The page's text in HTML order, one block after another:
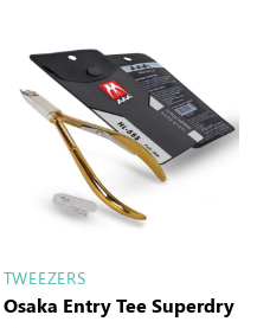
TWEEZERS
Osaka Entry Tee Superdry